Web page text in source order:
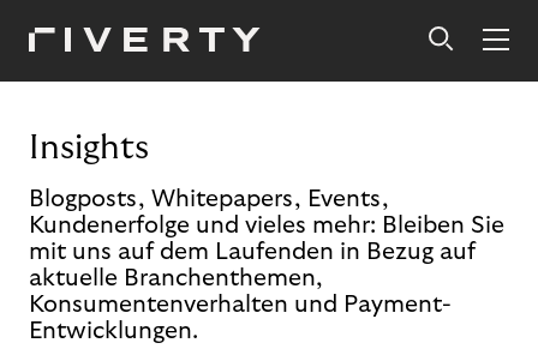
Insights
Blogposts, Whitepapers, Events,
Kundenerfolge und vieles mehr: Bleiben Sie
mit uns auf dem Laufenden in Bezug auf
aktuelle Branchenthemen,
Konsumentenverhalten und Payment-
Entwicklungen.